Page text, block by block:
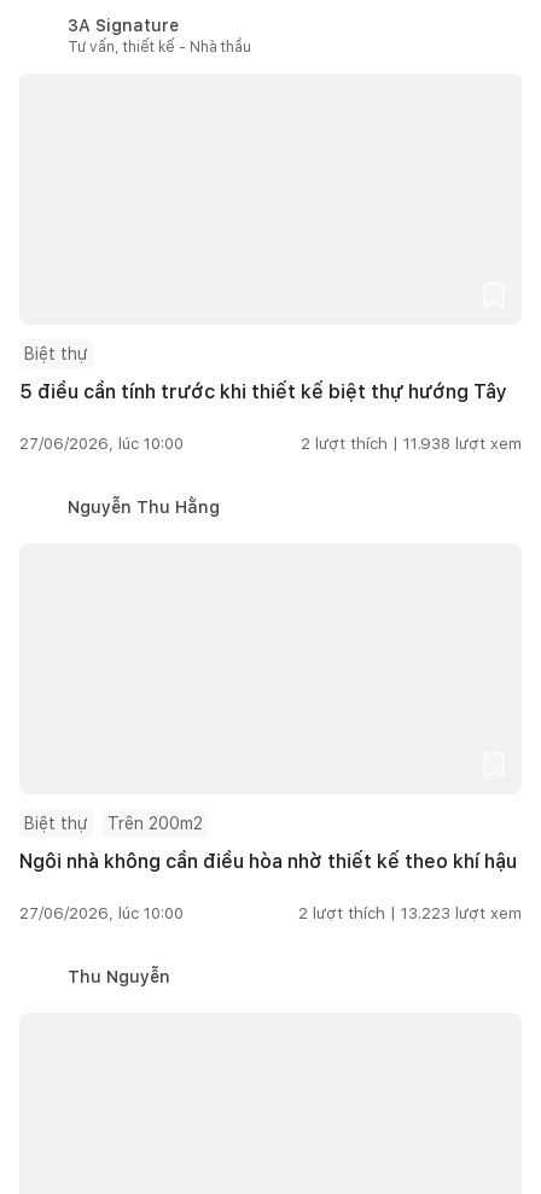
3A Signature
Tư vấn, thiết kế - Nhà thầu
Biệt thự
5 điều cần tính trước khi thiết kế biệt thự hướng Tây
27/06/2026, lúc 10:00 2 lượt thích | 11.938 lượt xem
Nguyễn Thu Hằng
Biệt thự Trên 200m2
Ngôi nhà không cần điều hòa nhờ thiết kế theo khí hậu
27/06/2026, lúc 10:00 2 lượt thích | 13.223 lượt xem
Thu Nguyễn